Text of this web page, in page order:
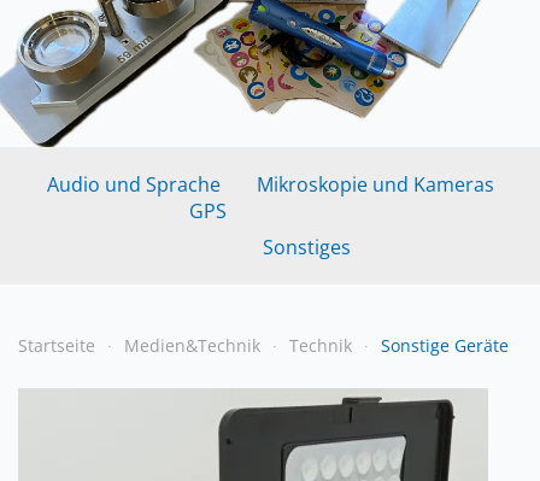
Audio und Sprache
Mikroskopie und Kameras
GPS
Sonstiges
Startseite Medien&Technik Technik Sonstige Geräte